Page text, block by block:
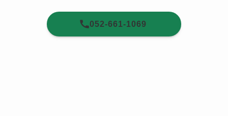
052-661-1069